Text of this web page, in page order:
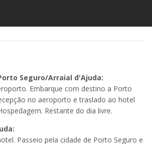
Seguro/Arraial d'Ajuda:
Embarque com destino a Porto
no aeroporto e traslado ao hotel
Restante do dia livre.
Passeio pela cidade de Porto Seguro e